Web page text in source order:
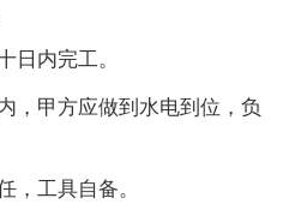
日内完工。
，甲方应做到水电到位，负
，工具自备。